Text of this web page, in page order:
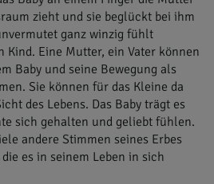
zieht und sie beglückt bei ihm
ganz winzig fühlt
Kind. Eine Mutter, ein Vater können
Baby und seine Bewegung als
Sie können für das Kleine da
des Lebens. Das Baby trägt es
sich gehalten und geliebt fühlen.
andere Stimmen seines Erbes
es in seinem Leben in sich